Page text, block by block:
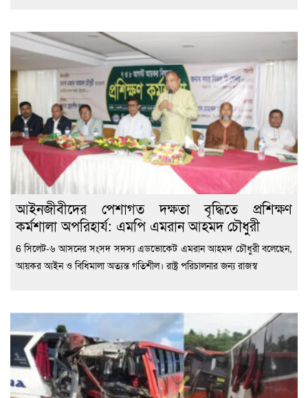
‎আইনজীবীদের পেশাগত দক্ষতা বৃদ্ধিতে প্রশিক্ষণ
কর্মশালা অপরিহার্য: এমপি এমরান আহমদ চৌধুরী
6 ‎সিলেট-৬ আসনের সংসদ সদস্য এডভোকেট এমরান আহমদ চৌধুরী বলেছেন,
আয়কর আইন ও বিধিমালা অত্যন্ত গতিশীল। রাষ্ট্র পরিচালনার জন্য রাজস্ব